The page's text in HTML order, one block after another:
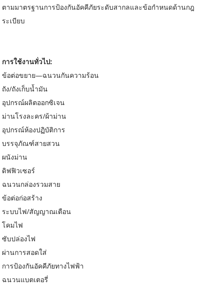
ตามมาตรฐานการป้องกันอัคคีภัยระดับสากลและข้อกำหนดด้านกฎ
ระเบียบ
การใช้งานทั่วไป:
ข้อต่อขยาย—ฉนวนกันความร้อน
ถัง/ถังเก็บน้ำมัน
อุปกรณ์ผลิตออกซิเจน
ม่านโรงละคร/ผ้าม่าน
อุปกรณ์ห้องปฏิบัติการ
บรรจุภัณฑ์สายสวน
ผนังม่าน
ดิฟฟิวเซอร์
ฉนวนกล่องรวมสาย
ข้อต่อก่อสร้าง
ระบบไฟ/สัญญาณเตือน
โคมไฟ
ซับปล่องไฟ
ผ่านการสอดใส่
การป้องกันอัคคีภัยทางไฟฟ้า
ฉนวนแบตเตอรี่